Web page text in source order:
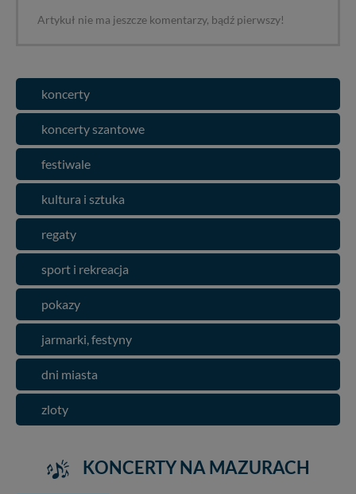
Artykuł nie ma jeszcze komentarzy, bądź pierwszy!
koncerty
koncerty szantowe
festiwale
kultura i sztuka
regaty
sport i rekreacja
pokazy
jarmarki, festyny
dni miasta
zloty
KONCERTY NA MAZURACH